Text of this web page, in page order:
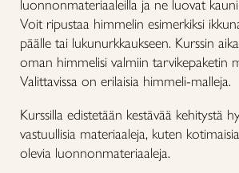
luonnonmateriaaleilla ja ne luovat
Voit ripustaa himmelin esimerkiksi
päälle tai lukunurkkaukseen. Kurssin
oman himmelisi valmiin tarvikepaketin
Valittavissa on erilaisia himmeli-malleja.
Kurssilla edistetään kestävää kehitystä
vastuullisia materiaaleja, kuten
olevia luonnonmateriaaleja.